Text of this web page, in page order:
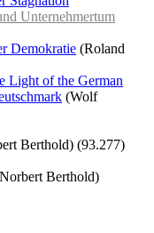
Unternehmertum
Demokratie (Roland
Light of the German
(Wolf
Berthold) (93.277)
Berthold)